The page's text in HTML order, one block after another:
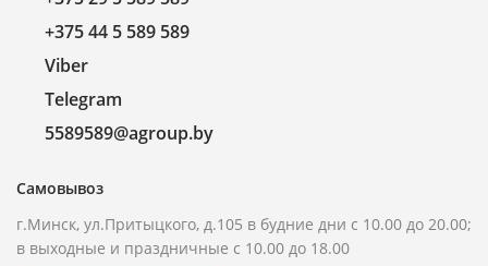
+375 44 5 589 589
Viber
Telegram
5589589@agroup.by
Самовывоз
г.Минск, ул.Притыцкого, д.105 в будние дни с 10.00 до 20.00;
в выходные и праздничные с 10.00 до 18.00